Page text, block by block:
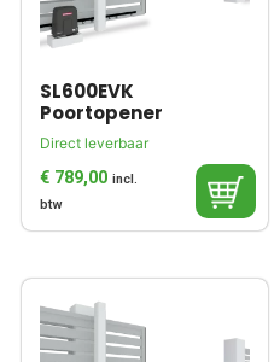
SL600EVK
Poortopener
Direct leverbaar
€ 789,00 incl.
btw